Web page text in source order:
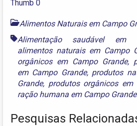
Alimentos Naturais em Campo
Alimentação saudável em
alimentos naturais em Campo
orgânicos em Campo Grande,
em Campo Grande, produtos
Grande, produtos orgânicos em
ração humana em Campo Grande
Pesquisas